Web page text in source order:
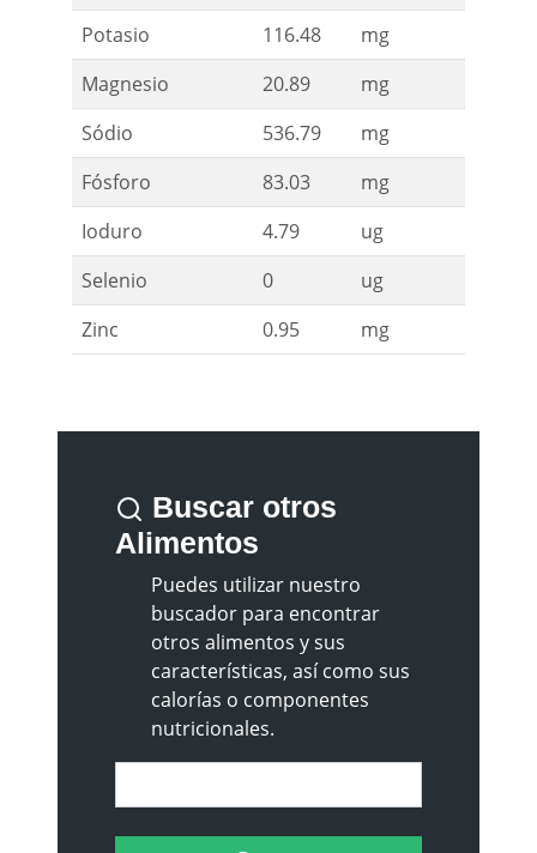
Potasio
116.48
mg
Magnesio
20.89
mg
Sódio
536.79
mg
Fósforo
83.03
mg
Ioduro
4.79
ug
Selenio
0
ug
Zinc
0.95 mg
Buscar otros
Alimentos
Puedes utilizar nuestro
buscador para encontrar
otros alimentos y sus
características, así como sus
calorías o componentes
nutricionales.